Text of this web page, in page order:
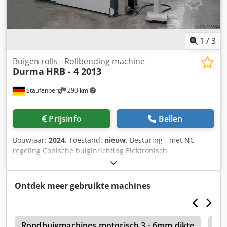
1 /3
Staufenberg 290 km
Buigen rolls - Rollbending machine
Durma HRB - 4 2013
Prijsinfo Bellen
Bouwjaar: 2024, Toestand: nieuw, Besturing - met NC-
regeling Conische buiginrichting Elektronisch
gesynchroniseerde PLC-veiligheidsmechanisme voor het
lassen (lasmogelijkheid) op de machine Machinehuis van
spanningsarm gegloeid staal met 4-walsenaandrijving -
boven, en onderste rol met hydraulische motoraandrijving
gesynchroniseerd via planetaire tandwieloverbrenging (ᐳ
430 mm) Elektrische en hydraulische bescherming tegen
overbelasting Hydraulisch instelbare onderste walsdruk
Ontdek meer gebruikte machines